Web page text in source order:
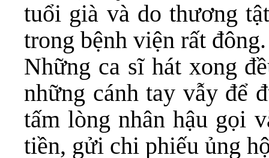
tuổi già và do thương
trong bệnh viện rất đông.
Những ca sĩ hát xong
những cánh tay vẫy để
tấm lòng nhân hậu gọi
tiền, gửi chi phiếu ủng